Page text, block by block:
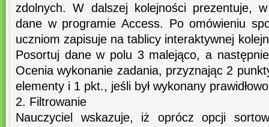
zdolnych. W dalszej kolejności prezentuje,
dane w programie Access. Po omówieniu
uczniom zapisuje na tablicy interaktywnej
Posortuj dane w polu 3 malejąco, a
Ocenia wykonanie zadania, przyznając 2
elementy i 1 pkt., jeśli był wykonany
2. Filtrowanie
Nauczyciel wskazuje, iż oprócz opcji